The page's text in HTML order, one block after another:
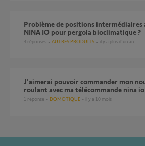
Problème de positions intermédiaires avec télécommande
NINA IO pour pergola bioclimatique ?
3 réponses AUTRES PRODUITS il y a plus d'un an
j'aimerai pouvoir commander mon nouveau moteur volet
roulant avec ma télécommande nina io
1 réponse DOMOTIQUE il y a 10 mois